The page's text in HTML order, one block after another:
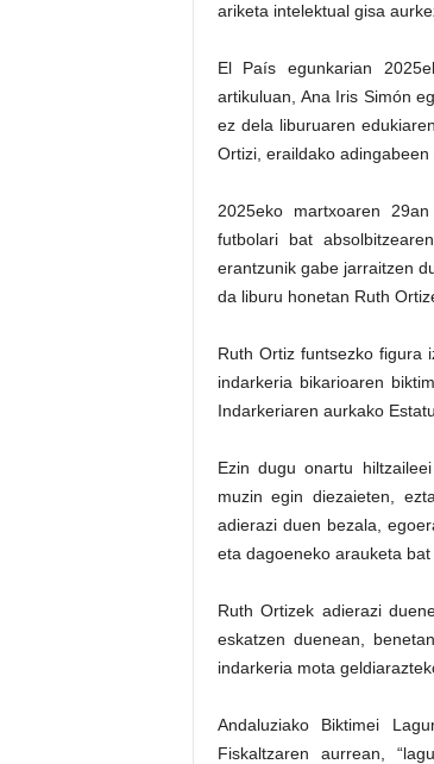
ariketa intelektual gisa
El País egunkarian
artikuluan, Ana Iris Simón
ez dela liburuaren
Ortizi, eraildako
2025eko martxoaren
futbolari bat
erantzunik gabe jarraitzen
da liburu honetan Ruth
Ruth Ortiz funtsezko figura
indarkeria bikarioaren
Indarkeriaren aurkako
Ezin dugu onartu
muzin egin diezaieten,
adierazi duen bezala,
eta dagoeneko arauketa
Ruth Ortizek adierazi
eskatzen duenean,
indarkeria mota
Andaluziako Biktimei
Fiskaltzaren aurrean,